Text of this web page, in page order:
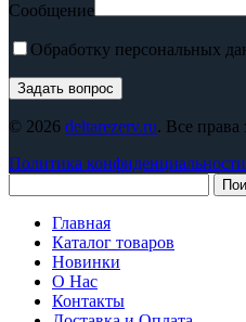
Сообщение
Обработку персональных
© 2026 deltarezerv.ru. Все
Политика конфиденциальности
Главная
Каталог товаров
Новинки
О Нас
Контакты